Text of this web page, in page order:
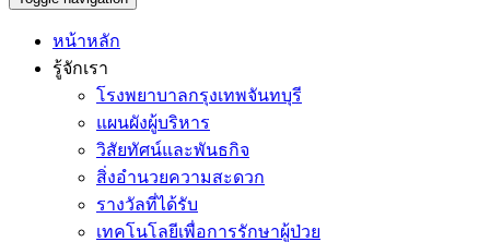
หน้าหลัก
รู้จักเรา
โรงพยาบาลกรุงเทพจันทบุรี
แผนผังผู้บริหาร
วิสัยทัศน์และพันธกิจ
สิ่งอำนวยความสะดวก
รางวัลที่ได้รับ
เทคโนโลยีเพื่อการรักษาผู้ป่วย